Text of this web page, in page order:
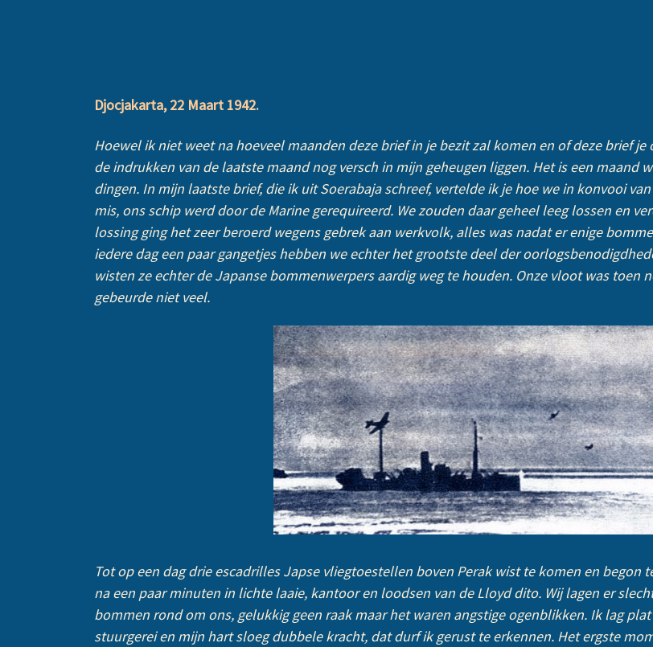
Djocjakarta, 22 Maart 1942.
Hoewel ik niet weet na hoeveel maanden deze brief in je bezit zal komen en of deze brief
de indrukken van de laatste maand nog versch in mijn geheugen liggen. Het is een maand
dingen. In mijn laatste brief, die ik uit Soerabaja schreef, vertelde ik je hoe we in konvooi
mis, ons schip werd door de Marine gerequireerd. We zouden daar geheel leeg lossen en
lossing ging het zeer beroerd wegens gebrek aan werkvolk, alles was nadat er enige
iedere dag een paar gangetjes hebben we echter het grootste deel der
wisten ze echter de Japanse bommenwerpers aardig weg te houden. Onze vloot was toen
gebeurde niet veel.
Tot op een dag drie escadrilles Japse vliegtoestellen boven Perak wist te komen en begon
na een paar minuten in lichte laaie, kantoor en loodsen van de Lloyd dito. Wij lagen er
bommen rond om ons, gelukkig geen raak maar het waren angstige ogenblikken. Ik lag
stuurgerei en mijn hart sloeg dubbele kracht, dat durf ik gerust te erkennen. Het ergste